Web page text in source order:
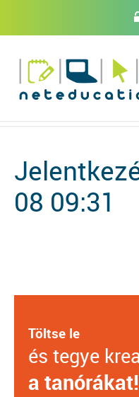
08 09:31
Töltse le
és tegye
a tanórákat!